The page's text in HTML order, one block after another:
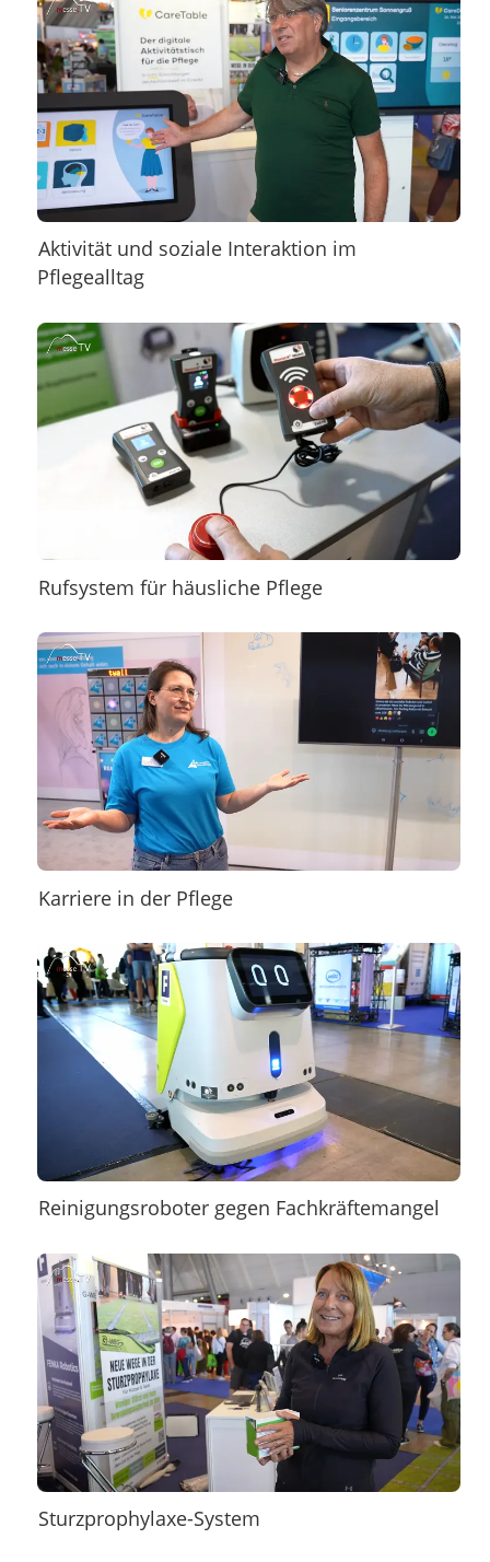
Aktivität und soziale Interaktion im
Pflegealltag
Rufsystem für häusliche Pflege
Karriere in der Pflege
Reinigungsroboter gegen Fachkräftemangel
Sturzprophylaxe-System